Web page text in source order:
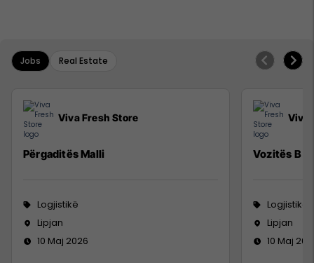
Jobs Real Estate
Viva Fresh Store
Përgaditës Malli
Logjistikë
Lipjan
10 Maj 2026
Viva
Vozitës B
Logjistikë
Lipjan
10 Maj